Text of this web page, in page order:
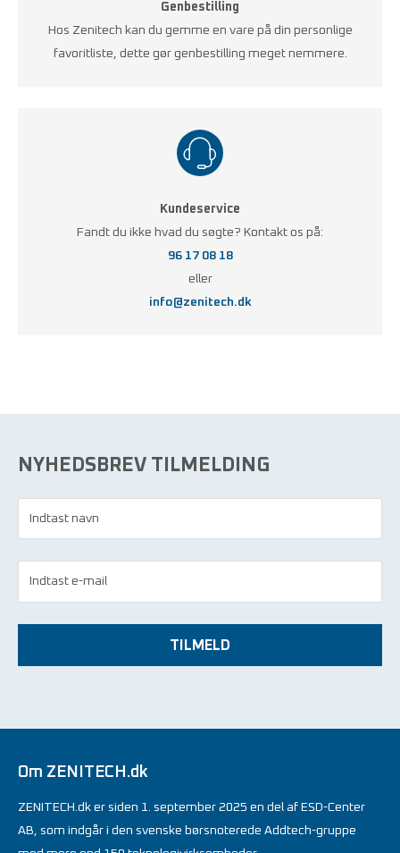
Genbestilling
Hos Zenitech kan du gemme en vare på din personlige
favoritliste, dette gør genbestilling meget nemmere.
Kundeservice
Fandt du ikke hvad du søgte? Kontakt os på:
96 17 08 18
eller
info@zenitech.dk
NYHEDSBREV TILMELDING
TILMELD
Om ZENITECH.dk
ZENITECH.dk er siden 1. september 2025 en del af ESD-Center
AB, som indgår i den svenske børsnoterede Addtech-gruppe